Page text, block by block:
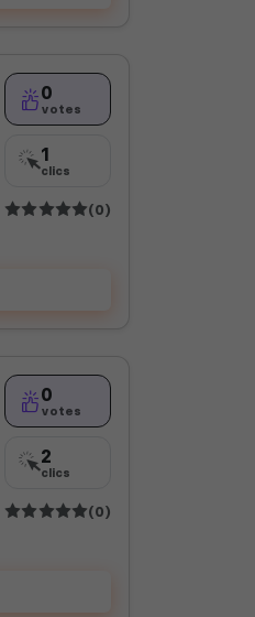
0
votes
1
clics
(0)
0
votes
2
clics
(0)